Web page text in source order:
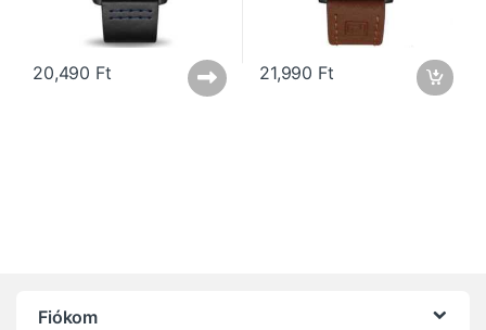
20,490 Ft 21,990 Ft
Fiókom